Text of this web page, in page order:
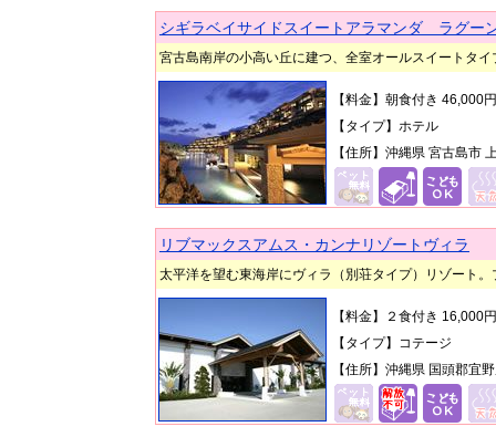
シギラベイサイドスイートアラマンダ ラグー
宮古島南岸の小高い丘に建つ、全室オールスイートタ
【料金】朝食付き 46,000
【タイプ】ホテル
【住所】沖縄県 宮古島市
リブマックスアムス・カンナリゾートヴィラ
太平洋を望む東海岸にヴィラ（別荘タイプ）リゾート
【料金】２食付き 16,000
【タイプ】コテージ
【住所】沖縄県 国頭郡宜